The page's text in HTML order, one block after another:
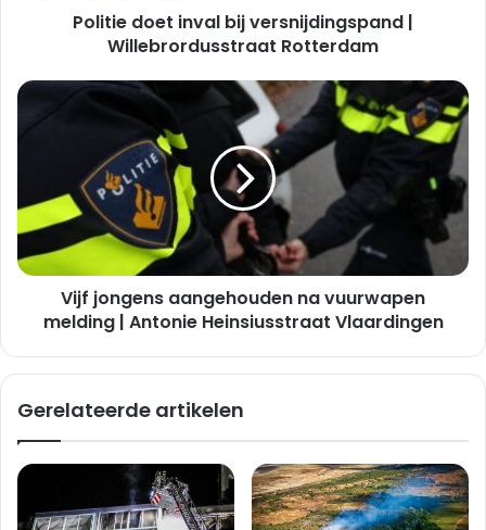
Politie doet inval bij versnijdingspand |
Willebrordusstraat Rotterdam
Vijf
vuurwapen
melding
Antonie
Heinsiusstraat
VlaardingenVijf jongens aangehouden na vuurwapen
melding | Antonie Heinsiusstraat Vlaardingen
Gerelateerde artikelen